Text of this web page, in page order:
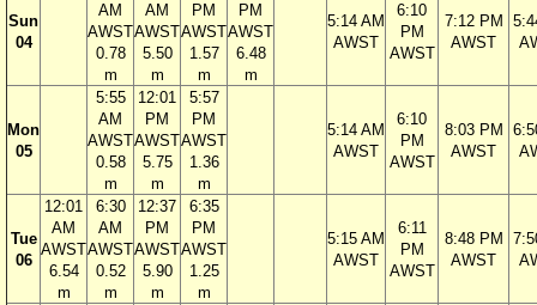
Sun
04
AM
AWST
0.78
m
AM
AWST
5.50
m
PM
AWST
1.57
m
PM
AWST
6.48
m
5:14 AM
AWST
6:10
PM
AWST
7:12 PM
AWST
Mon
05
5:55
AM
AWST
0.58
m
12:01
PM
AWST
5.75
m
5:57
PM
AWST
1.36
m
5:14 AM
AWST
6:10
PM
AWST
8:03 PM
AWST
Tue
06
12:01
AM
AWST
6.54
m
6:30
AM
AWST
0.52
m
12:37
PM
AWST
5.90
m
6:35
PM
AWST
1.25
m
5:15 AM
AWST
6:11
PM
AWST
8:48 PM
AWST